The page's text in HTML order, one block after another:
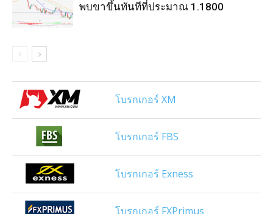
พบขาขึ้นทันทีที่ประมาณ 1.1800
โบรกเกอร์ XM
โบรกเกอร์ FBS
โบรกเกอร์ Exness
โบรกเกอร์ FXPrimus